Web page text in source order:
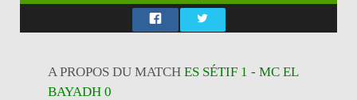
A PROPOS DU MATCH ES SÉTIF 1 - MC EL
BAYADH 0